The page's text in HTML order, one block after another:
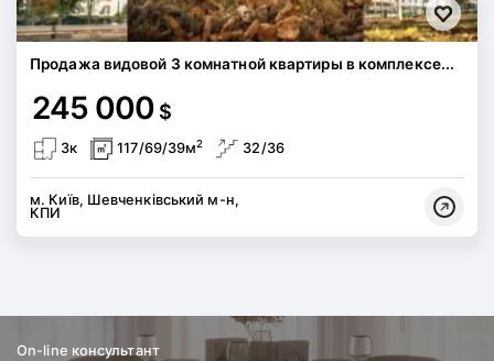
Продажа видовой 3 комнатной квартиры в комплексе...
245 000 $
3к 117/69/39м2 32/36
м. Київ, Шевченківський м-н,
КПИ
On-line консультант